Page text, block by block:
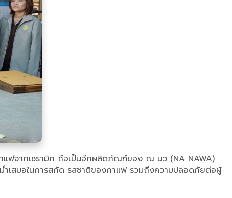
แฟจากเซรามิก ถือเป็นอีกผลิตภัณฑ์ของ ณ นว (NA NAWA)
เสมอในการสกัด รสชาติของกาแฟ รวมถึงความปลอดภัยต่อผู้